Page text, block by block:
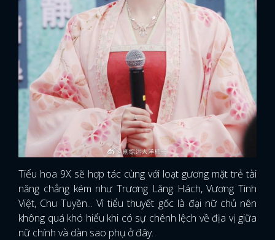
Tiểu hoa 9X sẽ hợp tác cùng với loạt gương mặt trẻ tài
năng chẳng kém như Trương Lăng Hách, Vương Tinh
Việt, Chu Tuyền... Vì tiểu thuyết gốc là đại nữ chủ nên
không quá khó hiểu khi có sự chênh lệch về địa vị giữa
nữ chính và dàn sao phụ ở đây.